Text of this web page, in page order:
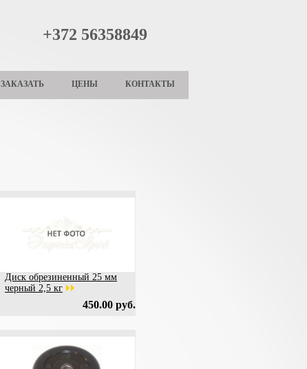
+372 56358849
ЗАКАЗАТЬ ЦЕНЫ КОНТАКТЫ
Диск обрезиненный 25 мм
черный 2,5 кг
450.00 руб.